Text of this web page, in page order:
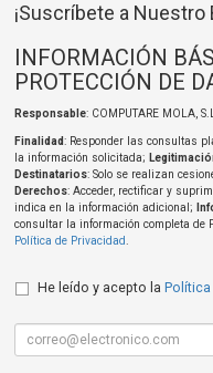
¡Suscríbete a Nuestro
INFORMACIÓN
PROTECCIÓN DE
Responsable: COMPUTARE MOLA,
Finalidad: Responder las consultas
la información solicitada;
Destinatarios: Solo se realizan
Derechos: Acceder, rectificar y
indica en la información adicional;
consultar la información completa de
Política de Privacidad
He leído y acepto la Política